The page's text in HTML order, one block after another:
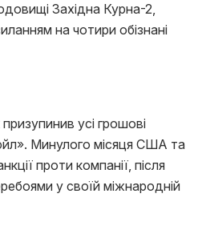
Західна Курна-2,
на чотири обізнані
усі грошові
Минулого місяця США та
проти компанії, після
у своїй міжнародній